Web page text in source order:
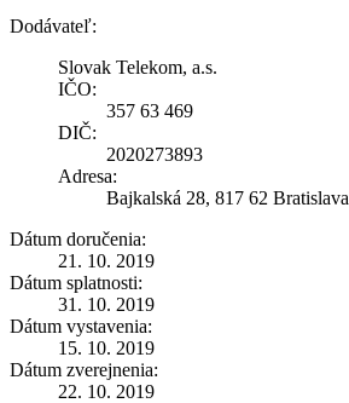
Dodávateľ:
Slovak Telekom, a.s.
IČO:
357 63 469
DIČ:
2020273893
Adresa:
Bajkalská 28, 817 62 Bratislava
Dátum doručenia:
21. 10. 2019
Dátum splatnosti:
31. 10. 2019
Dátum vystavenia:
15. 10. 2019
Dátum zverejnenia:
22. 10. 2019